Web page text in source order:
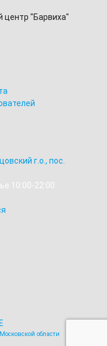
центр "Барвиха"
г.о.,пос.
10:00-22:00
области